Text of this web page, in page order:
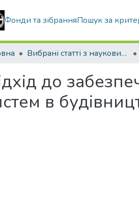
Фонди та зібранняПошук за
Вибрані статті з наукових збірників КНУБА
до
в